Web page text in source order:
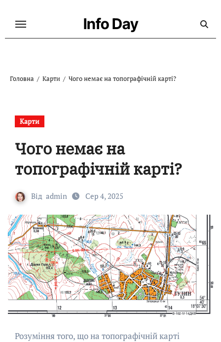
Info Day
Головна Карти Чого немає на топографічній карті?
Карти
Чого немає на
топографічній карті?
Від admin Сер 4, 2025
Розуміння того, що на топографічній карті